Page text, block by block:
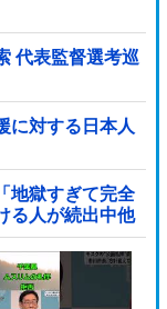
代表監督選考巡
に対する日本人
地獄すぎて完全
る人が続出中他